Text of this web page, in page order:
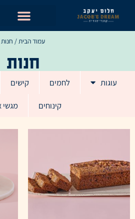
עמוד הבית/ חנות
חנות
עוגות לחמים קישים
קינוחים מגשי